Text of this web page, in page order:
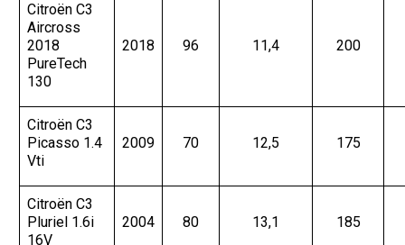
Citroën C3
Aircross
2018
PureTech
130
2018 96 11,4 200
Citroën C3
Picasso 1.4
Vti
2009 70 12,5 175
Citroën C3
Pluriel 1.6i
16V
2004 80 13,1 185